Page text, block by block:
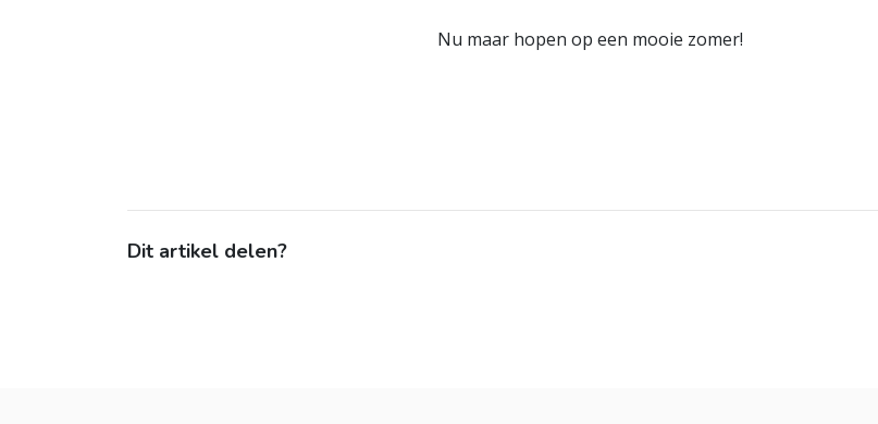
Nu maar hopen op een mooie zomer!
Dit artikel delen?